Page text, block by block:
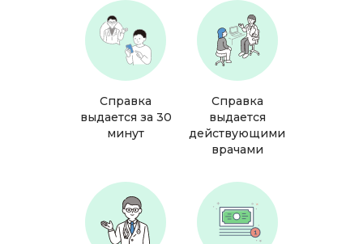
Справка
выдается за 30
минут
Справка
выдается
действующими
врачами